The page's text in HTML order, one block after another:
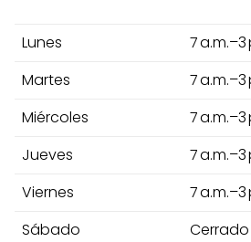
Lunes
7 a.m.–3
Martes
7 a.m.–3
Miércoles
7 a.m.–3
Jueves
7 a.m.–3
Viernes
7 a.m.–3
Sábado
Cerrado